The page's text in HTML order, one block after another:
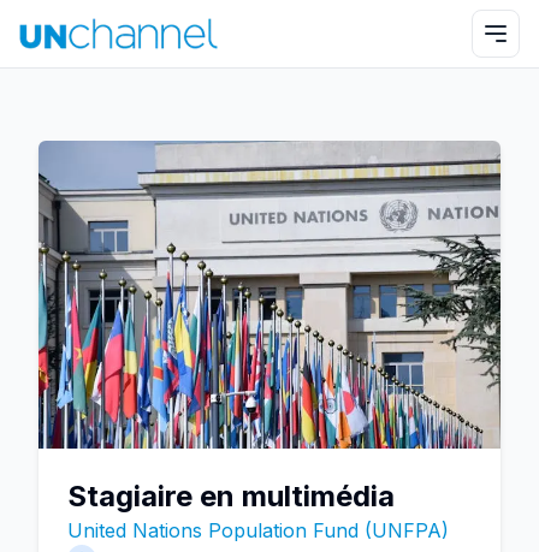
Stagiaire en multimédia
United Nations Population Fund (UNFPA)